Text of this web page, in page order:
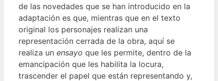
de las novedades que se han introducido en la
adaptación es que, mientras que en el texto
original los personajes realizan una
representación cerrada de la obra, aquí se
realiza un ensayo que les permite, dentro de la
emancipación que les habilita la locura,
trascender el papel que están representando y,